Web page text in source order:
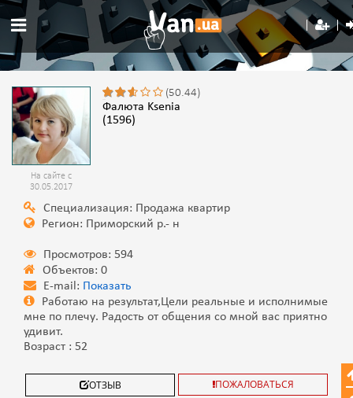
На сайте с
30.05.2017
(50.44)
Фалюта Ksenia
(1596)
Специализация: Продажа квартир
Регион: Приморский р.- н
Просмотров: 594
Объектов: 0
E-mail: Показать
Работаю на результат,Цели реальные и исполнимые
мне по плечу. Радость от общения со мной вас приятно
удивит.
Возраст : 52
ОТЗЫВ ПОЖАЛОВАТЬСЯ